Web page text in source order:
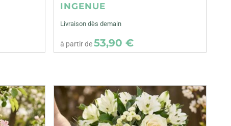
INGENUE
Livraison dès demain
à partir de53,90 €